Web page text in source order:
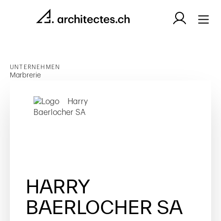
UNTERNEHMEN
Marbrerie
HARRY
BAERLOCHER SA